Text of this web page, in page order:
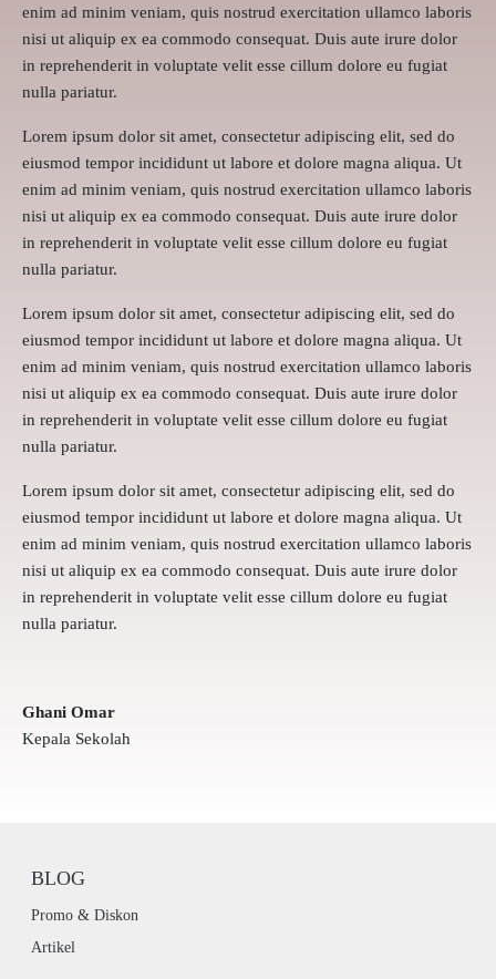
enim ad minim veniam, quis nostrud exercitation ullamco laboris
nisi ut aliquip ex ea commodo consequat. Duis aute irure dolor
in reprehenderit in voluptate velit esse cillum dolore eu fugiat
nulla pariatur.
Lorem ipsum dolor sit amet, consectetur adipiscing elit, sed do
eiusmod tempor incididunt ut labore et dolore magna aliqua. Ut
enim ad minim veniam, quis nostrud exercitation ullamco laboris
nisi ut aliquip ex ea commodo consequat. Duis aute irure dolor
in reprehenderit in voluptate velit esse cillum dolore eu fugiat
nulla pariatur.
Lorem ipsum dolor sit amet, consectetur adipiscing elit, sed do
eiusmod tempor incididunt ut labore et dolore magna aliqua. Ut
enim ad minim veniam, quis nostrud exercitation ullamco laboris
nisi ut aliquip ex ea commodo consequat. Duis aute irure dolor
in reprehenderit in voluptate velit esse cillum dolore eu fugiat
nulla pariatur.
Lorem ipsum dolor sit amet, consectetur adipiscing elit, sed do
eiusmod tempor incididunt ut labore et dolore magna aliqua. Ut
enim ad minim veniam, quis nostrud exercitation ullamco laboris
nisi ut aliquip ex ea commodo consequat. Duis aute irure dolor
in reprehenderit in voluptate velit esse cillum dolore eu fugiat
nulla pariatur.
Ghani Omar
Kepala Sekolah
BLOG
Promo & Diskon
Artikel